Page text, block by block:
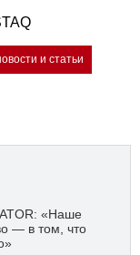
и статьи
«Наше
— в том, что